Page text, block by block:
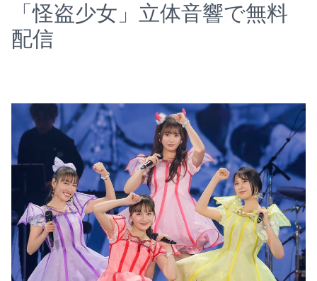
「怪盗少女」立体音響で無料
配信